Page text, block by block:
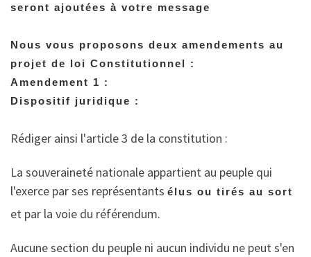
seront ajoutées à votre message
Nous vous proposons deux amendements au
projet de loi Constitutionnel :
Amendement 1 :
Dispositif juridique :
Rédiger ainsi l'article 3 de la constitution :
La souveraineté nationale appartient au peuple qui
l'exerce par ses représentants élus ou tirés au sort
et par la voie du référendum.
Aucune section du peuple ni aucun individu ne peut s'en